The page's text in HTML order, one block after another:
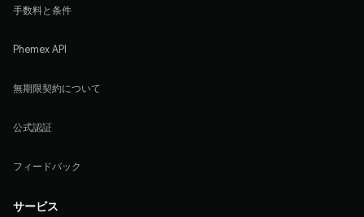
手数料と条件
Phemex API
無期限契約について
公式認証
フィードバック
サービス